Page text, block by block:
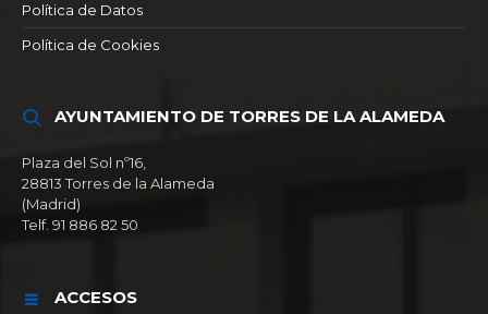
Política de Datos
Política de Cookies
AYUNTAMIENTO DE TORRES DE LA ALAMEDA
Plaza del Sol nº16,
28813 Torres de la Alameda
(Madrid)
Telf. 91 886 82 50
ACCESOS